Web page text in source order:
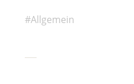
Allgemein